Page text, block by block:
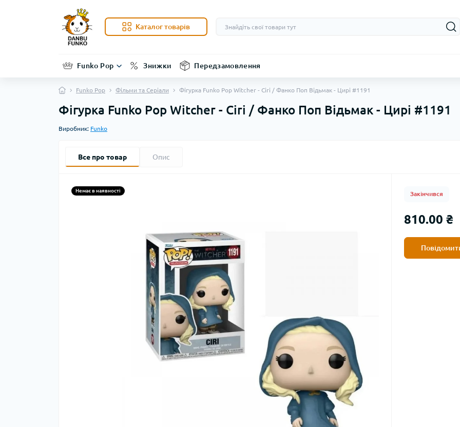
Каталог товарів
Funko Pop Знижки Передзамовлення
Funko Pop Фільми та Серіали Фігурка Funko Pop Witcher - Ciri / Фанко Поп Відьмак - Цирі #1191
Фігурка Funko Pop Witcher - Ciri / Фанко Поп Відьмак - Цирі #1191
Виробник: Funko
Все про товар Опис
Немає в наявності Закінчився
810.00 ₴